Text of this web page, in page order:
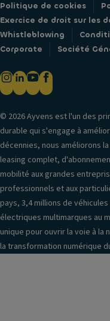
Politique de cookies
Exercice de droit sur les
Whistleblowing
Corporate
Société
© 2026 Ayvens est l'un des
durable qui s'engage à
décennies, nous améliorons
leasing complet,
mobilité aux grandes
professionnels et aux
pays, 3,4 millions de
électriques multimarques au
unique pour ouvrir la voie à
la transformation numérique